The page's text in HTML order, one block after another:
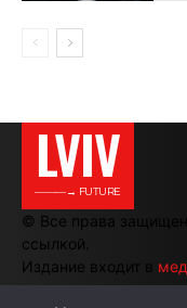
LVIV
———→ FUTURE
© Все права
ссылкой.
Издание входит в